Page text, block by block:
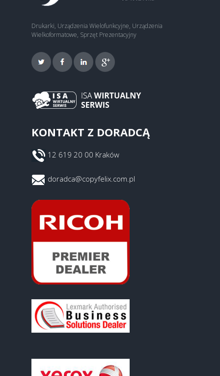
Drukarki, Urządzenia Wielofunkcyjne, Urządzenia
Wielkoformatowe, Sprzęt Prezentacyjny
KONTAKT Z DORADCĄ
12 619 20 00 Kraków
doradca@copyfelix.com.pl